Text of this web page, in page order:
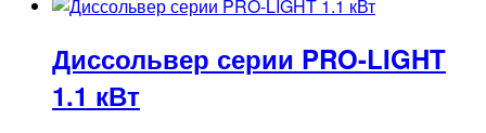
Диссольвер серии PRO-LIGHT
1.1 кВт